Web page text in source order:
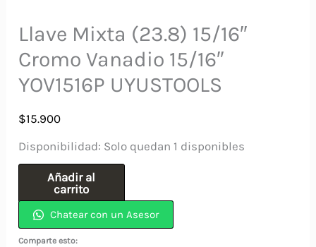
Llave Mixta (23.8) 15/16″
Cromo Vanadio 15/16″
YOV1516P UYUSTOOLS
$15.900
Disponibilidad: Solo quedan 1 disponibles
(23.8)
15/16"
Añadir al
carrito
Chatear con un Asesor
Comparte esto: